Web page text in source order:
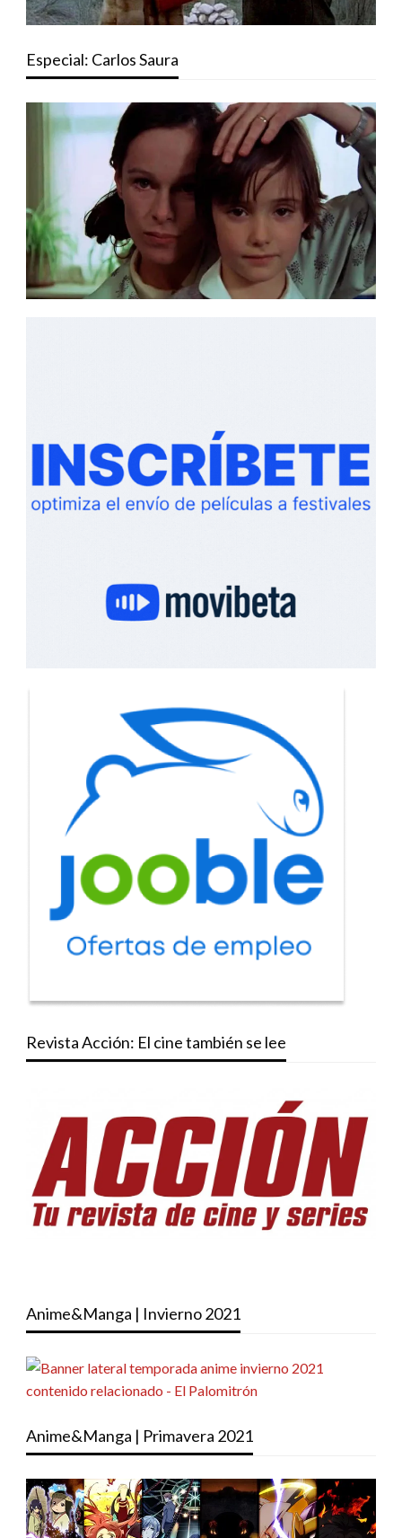
Especial: Carlos Saura
Revista Acción: El cine también se lee
Anime&Manga | Invierno 2021
Anime&Manga | Primavera 2021